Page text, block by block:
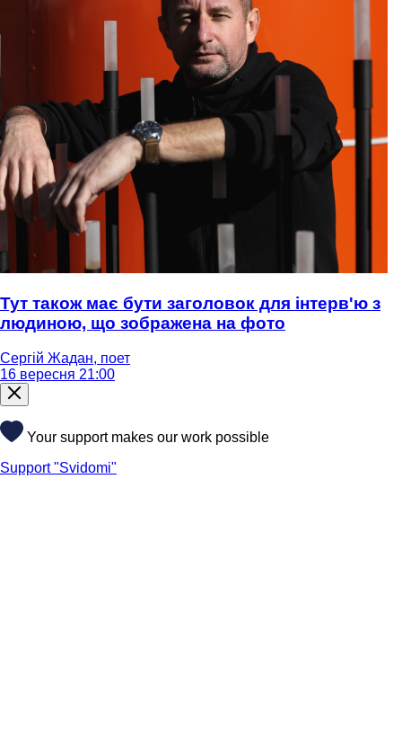
Тут також має бути заголовок для інтерв'ю з
людиною, що зображена на фото
Сергій Жадан, поет
16 вересня 21:00
Your support makes our work possible
Support "Svidomi"